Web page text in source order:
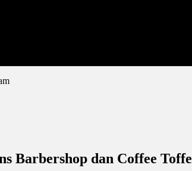
Barbershop dan Coffee